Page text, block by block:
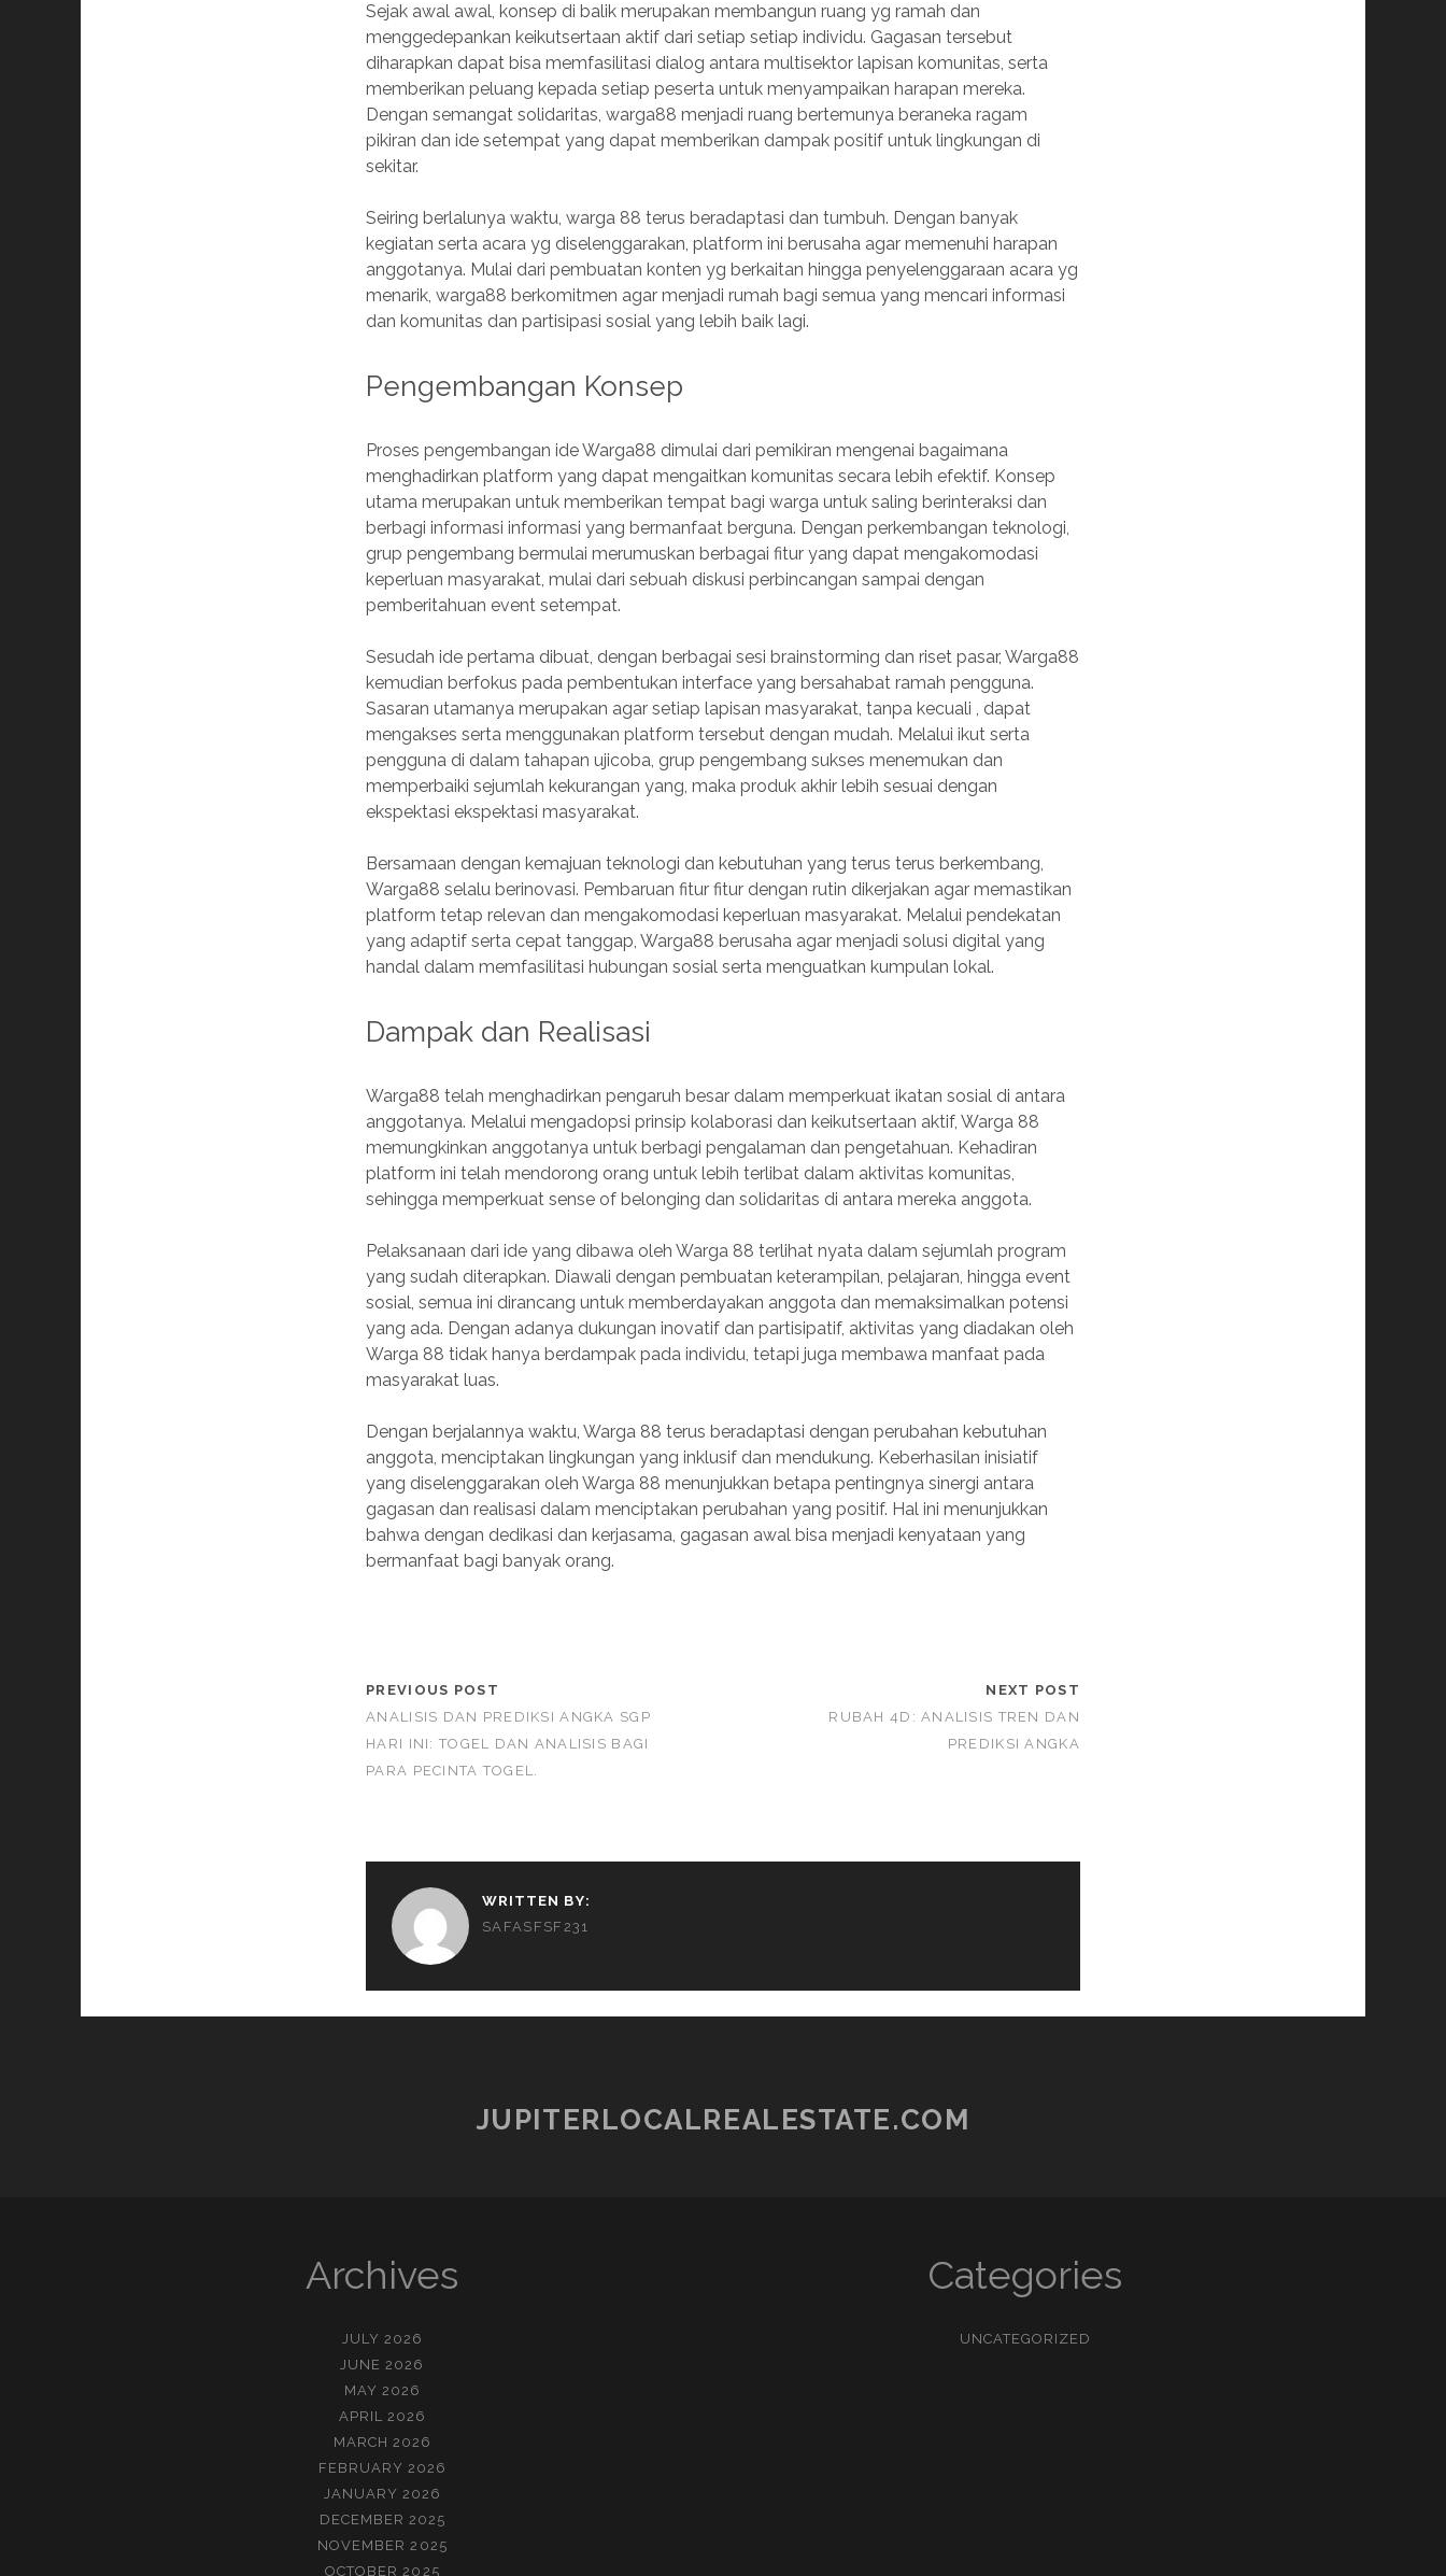
Sejak awal awal, konsep di balik merupakan membangun ruang yg ramah dan
menggedepankan keikutsertaan aktif dari setiap setiap individu. Gagasan tersebut
diharapkan dapat bisa memfasilitasi dialog antara multisektor lapisan komunitas, serta
memberikan peluang kepada setiap peserta untuk menyampaikan harapan mereka.
Dengan semangat solidaritas, warga88 menjadi ruang bertemunya beraneka ragam
pikiran dan ide setempat yang dapat memberikan dampak positif untuk lingkungan di
sekitar.
Seiring berlalunya waktu, warga 88 terus beradaptasi dan tumbuh. Dengan banyak
kegiatan serta acara yg diselenggarakan, platform ini berusaha agar memenuhi harapan
anggotanya. Mulai dari pembuatan konten yg berkaitan hingga penyelenggaraan acara yg
menarik, warga88 berkomitmen agar menjadi rumah bagi semua yang mencari informasi
dan komunitas dan partisipasi sosial yang lebih baik lagi.
Pengembangan Konsep
Proses pengembangan ide Warga88 dimulai dari pemikiran mengenai bagaimana
menghadirkan platform yang dapat mengaitkan komunitas secara lebih efektif. Konsep
utama merupakan untuk memberikan tempat bagi warga untuk saling berinteraksi dan
berbagi informasi informasi yang bermanfaat berguna. Dengan perkembangan teknologi,
grup pengembang bermulai merumuskan berbagai fitur yang dapat mengakomodasi
keperluan masyarakat, mulai dari sebuah diskusi perbincangan sampai dengan
pemberitahuan event setempat.
Sesudah ide pertama dibuat, dengan berbagai sesi brainstorming dan riset pasar, Warga88
kemudian berfokus pada pembentukan interface yang bersahabat ramah pengguna.
Sasaran utamanya merupakan agar setiap lapisan masyarakat, tanpa kecuali , dapat
mengakses serta menggunakan platform tersebut dengan mudah. Melalui ikut serta
pengguna di dalam tahapan ujicoba, grup pengembang sukses menemukan dan
memperbaiki sejumlah kekurangan yang, maka produk akhir lebih sesuai dengan
ekspektasi ekspektasi masyarakat.
Bersamaan dengan kemajuan teknologi dan kebutuhan yang terus terus berkembang,
Warga88 selalu berinovasi. Pembaruan fitur fitur dengan rutin dikerjakan agar memastikan
platform tetap relevan dan mengakomodasi keperluan masyarakat. Melalui pendekatan
yang adaptif serta cepat tanggap, Warga88 berusaha agar menjadi solusi digital yang
handal dalam memfasilitasi hubungan sosial serta menguatkan kumpulan lokal.
Dampak dan Realisasi
Warga88 telah menghadirkan pengaruh besar dalam memperkuat ikatan sosial di antara
anggotanya. Melalui mengadopsi prinsip kolaborasi dan keikutsertaan aktif, Warga 88
memungkinkan anggotanya untuk berbagi pengalaman dan pengetahuan. Kehadiran
platform ini telah mendorong orang untuk lebih terlibat dalam aktivitas komunitas,
sehingga memperkuat sense of belonging dan solidaritas di antara mereka anggota.
Pelaksanaan dari ide yang dibawa oleh Warga 88 terlihat nyata dalam sejumlah program
yang sudah diterapkan. Diawali dengan pembuatan keterampilan, pelajaran, hingga event
sosial, semua ini dirancang untuk memberdayakan anggota dan memaksimalkan potensi
yang ada. Dengan adanya dukungan inovatif dan partisipatif, aktivitas yang diadakan oleh
Warga 88 tidak hanya berdampak pada individu, tetapi juga membawa manfaat pada
masyarakat luas.
Dengan berjalannya waktu, Warga 88 terus beradaptasi dengan perubahan kebutuhan
anggota, menciptakan lingkungan yang inklusif dan mendukung. Keberhasilan inisiatif
yang diselenggarakan oleh Warga 88 menunjukkan betapa pentingnya sinergi antara
gagasan dan realisasi dalam menciptakan perubahan yang positif. Hal ini menunjukkan
bahwa dengan dedikasi dan kerjasama, gagasan awal bisa menjadi kenyataan yang
bermanfaat bagi banyak orang.
PREVIOUS POST
ANALISIS DAN PREDIKSI ANGKA SGP
HARI INI: TOGEL DAN ANALISIS BAGI
PARA PECINTA TOGEL.
NEXT POST
RUBAH 4D: ANALISIS TREN DAN
PREDIKSI ANGKA
WRITTEN BY:
SAFASFSF231
JUPITERLOCALREALESTATE.COM
Archives
JULY 2026
JUNE 2026
MAY 2026
APRIL 2026
MARCH 2026
FEBRUARY 2026
JANUARY 2026
DECEMBER 2025
NOVEMBER 2025
OCTOBER 2025
Categories
UNCATEGORIZED